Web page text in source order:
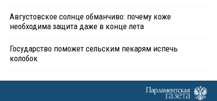
Августовское солнце обманчиво: почему коже
необходима защита даже в конце лета
Государство поможет сельским пекарям испечь
колобок